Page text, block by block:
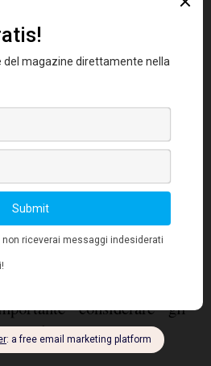
con le valute fiat come
valuta si classifica ad
ciò che concerne le
e deposito, pur
qualità d'indipendenza. In
Bretton Woods
centrali è stata intaccata
strada una soluzione
considerare gli
adesso?